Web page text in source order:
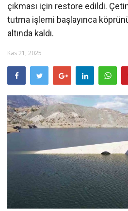
SİYASET
KÜNYE
SPOR
DİĞER
YAZARLARIMIZ
ÖZEL ANKETLER
çıkması için restore edildi.
tutma işlemi başlayınca
altında kaldı.
Kas 21, 2025